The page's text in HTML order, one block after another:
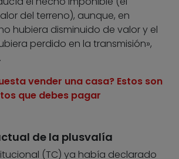
del terreno), aunque, en
hubiera disminuido de valor y el
perdido en la transmisión»,
vender una casa? Estos son
que debes pagar
de la plusvalía
(TC) ya había declarado